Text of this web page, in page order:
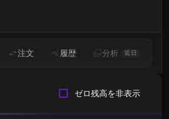
注文 履歴 分析 近日
ゼロ残高を非表示